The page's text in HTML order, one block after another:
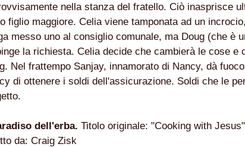
UN THRILLER CLASSICO
STORY, CONSIDERABILE UN ESEMPIO DI FILM
PARZIALE, TROPPO PARZIALE.
DECENNI È RIUSCITO A TENERE ALTO IL
DI PIÙ NELLA STORIA DEL CINEMA
nella stanza del fratello. Ciò inasprisce
figlio maggiore. Celia viene tamponata ad un
messo uno al consiglio comunale, ma Doug (che è
la richiesta. Celia decide che cambierà le cose e
Nel frattempo Sanjay, innamorato di Nancy, dà
di ottenere i soldi dell'assicurazione. Soldi che le
dell'erba. Titolo originale: "Cooking with Jesus"
da: Craig Zisk